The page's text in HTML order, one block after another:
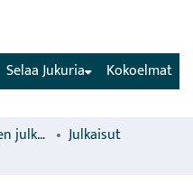
(current) Kokoelmat
Selaa Jukuria
Luonnonvarakeskuksen julkaisut
Julkaisut